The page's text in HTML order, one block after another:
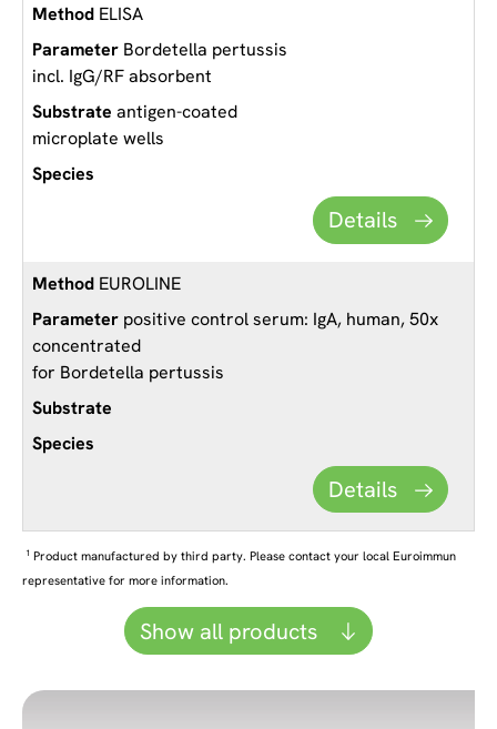
ELISA
Bordetella pertussis
incl. IgG/RF absorbent
antigen-coated
microplate wells
Details
EUROLINE
positive control serum: IgA, human, 50x
concentrated
for Bordetella pertussis
Details
1 Product manufactured by third party. Please contact your local Euroimmun
representative for more information.
Show all products